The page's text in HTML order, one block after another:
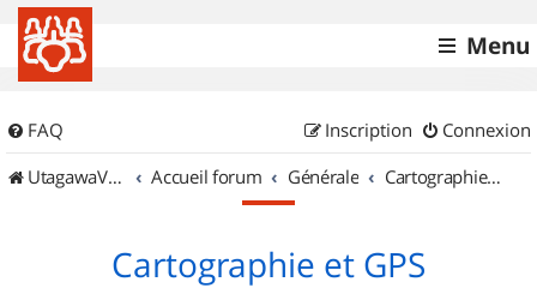
Menu
FAQ Connexion
Inscription
UtagawaVTT (Randos VTT et VTTAE avec traces GPS)
Accueil forum Générale Cartographie et GPS
Cartographie et GPS